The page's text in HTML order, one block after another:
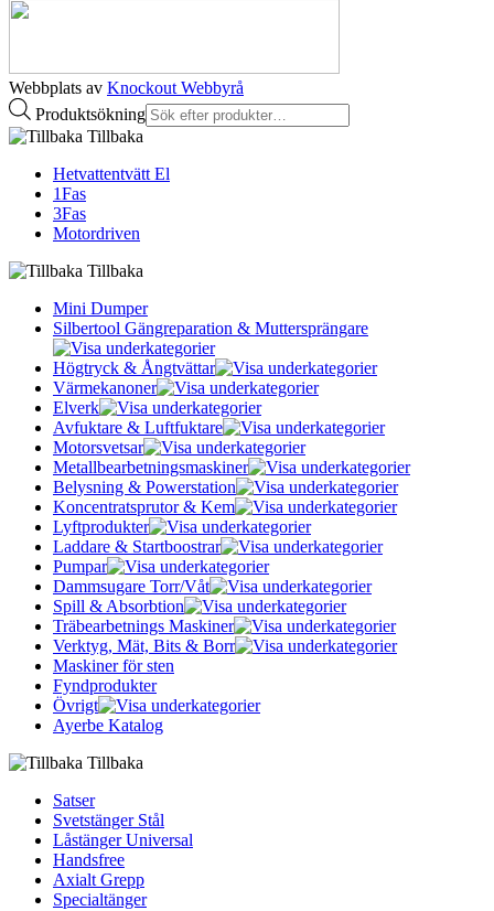
Webbplats av Knockout Webbyrå
Produktsökning
Tillbaka
Hetvattentvätt El
1Fas
3Fas
Motordriven
Tillbaka
Mini Dumper
Silbertool Gängreparation & Muttersprängare
Högtryck & Ångtvättar
Värmekanoner
Elverk
Avfuktare & Luftfuktare
Motorsvetsar
Metallbearbetningsmaskiner
Belysning & Powerstation
Koncentratsprutor & Kem
Lyftprodukter
Laddare & Startboostrar
Pumpar
Dammsugare Torr/Våt
Spill & Absorbtion
Träbearbetnings Maskiner
Verktyg, Mät, Bits & Borr
Maskiner för sten
Fyndprodukter
Övrigt
Ayerbe Katalog
Tillbaka
Satser
Svetstänger Stål
Låstänger Universal
Handsfree
Axialt Grepp
Specialtänger